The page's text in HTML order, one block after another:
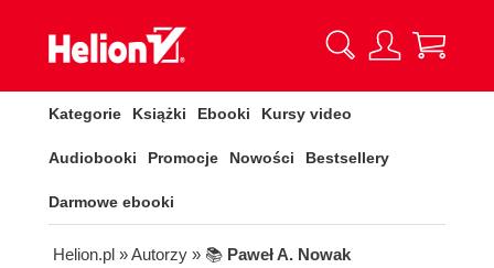
Kategorie Książki Ebooki Kursy video
Audiobooki Promocje Nowości Bestsellery
Darmowe ebooki
Helion.pl » Autorzy » 📚 Paweł A. Nowak